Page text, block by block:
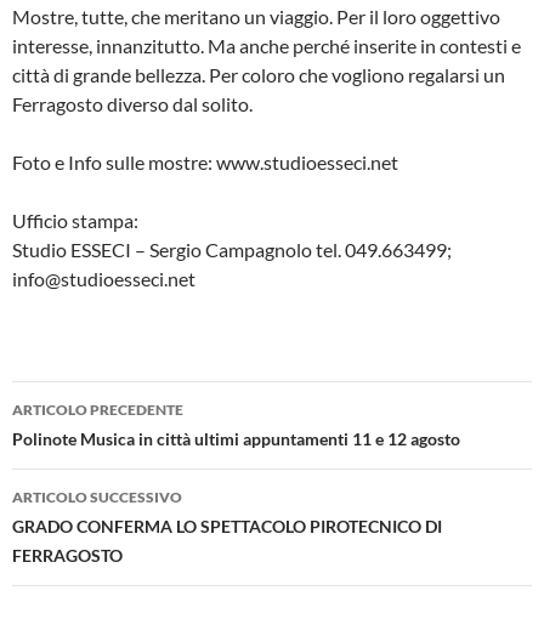
Mostre, tutte, che meritano un viaggio. Per il loro oggettivo
interesse, innanzitutto. Ma anche perché inserite in contesti e
città di grande bellezza. Per coloro che vogliono regalarsi un
Ferragosto diverso dal solito.
Foto e Info sulle mostre: www.studioesseci.net
Ufficio stampa:
Studio ESSECI – Sergio Campagnolo tel. 049.663499;
info@studioesseci.net
Navigazione
articolo
ARTICOLO PRECEDENTE
Polinote Musica in città ultimi appuntamenti 11 e 12 agosto
ARTICOLO SUCCESSIVO
GRADO CONFERMA LO SPETTACOLO PIROTECNICO DI
FERRAGOSTO